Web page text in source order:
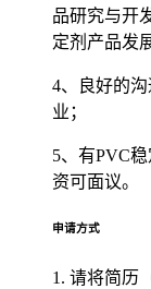
品研究与开
定剂产品发
4、良好的
业；
5、有PVC
资可面议。
申请方式
1. 请将简历